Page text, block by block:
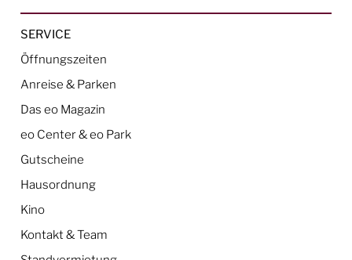
SERVICE
Öffnungszeiten
Anreise & Parken
Das eo Magazin
eo Center & eo Park
Gutscheine
Hausordnung
Kino
Kontakt & Team